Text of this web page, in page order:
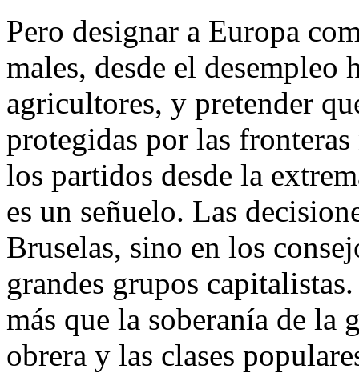
Pero designar a Europa
males, desde el desempleo
agricultores, y pretender
protegidas por las
los partidos desde la
es un señuelo. Las
Bruselas, sino en los
grandes grupos
más que la soberanía de la
obrera y las clases